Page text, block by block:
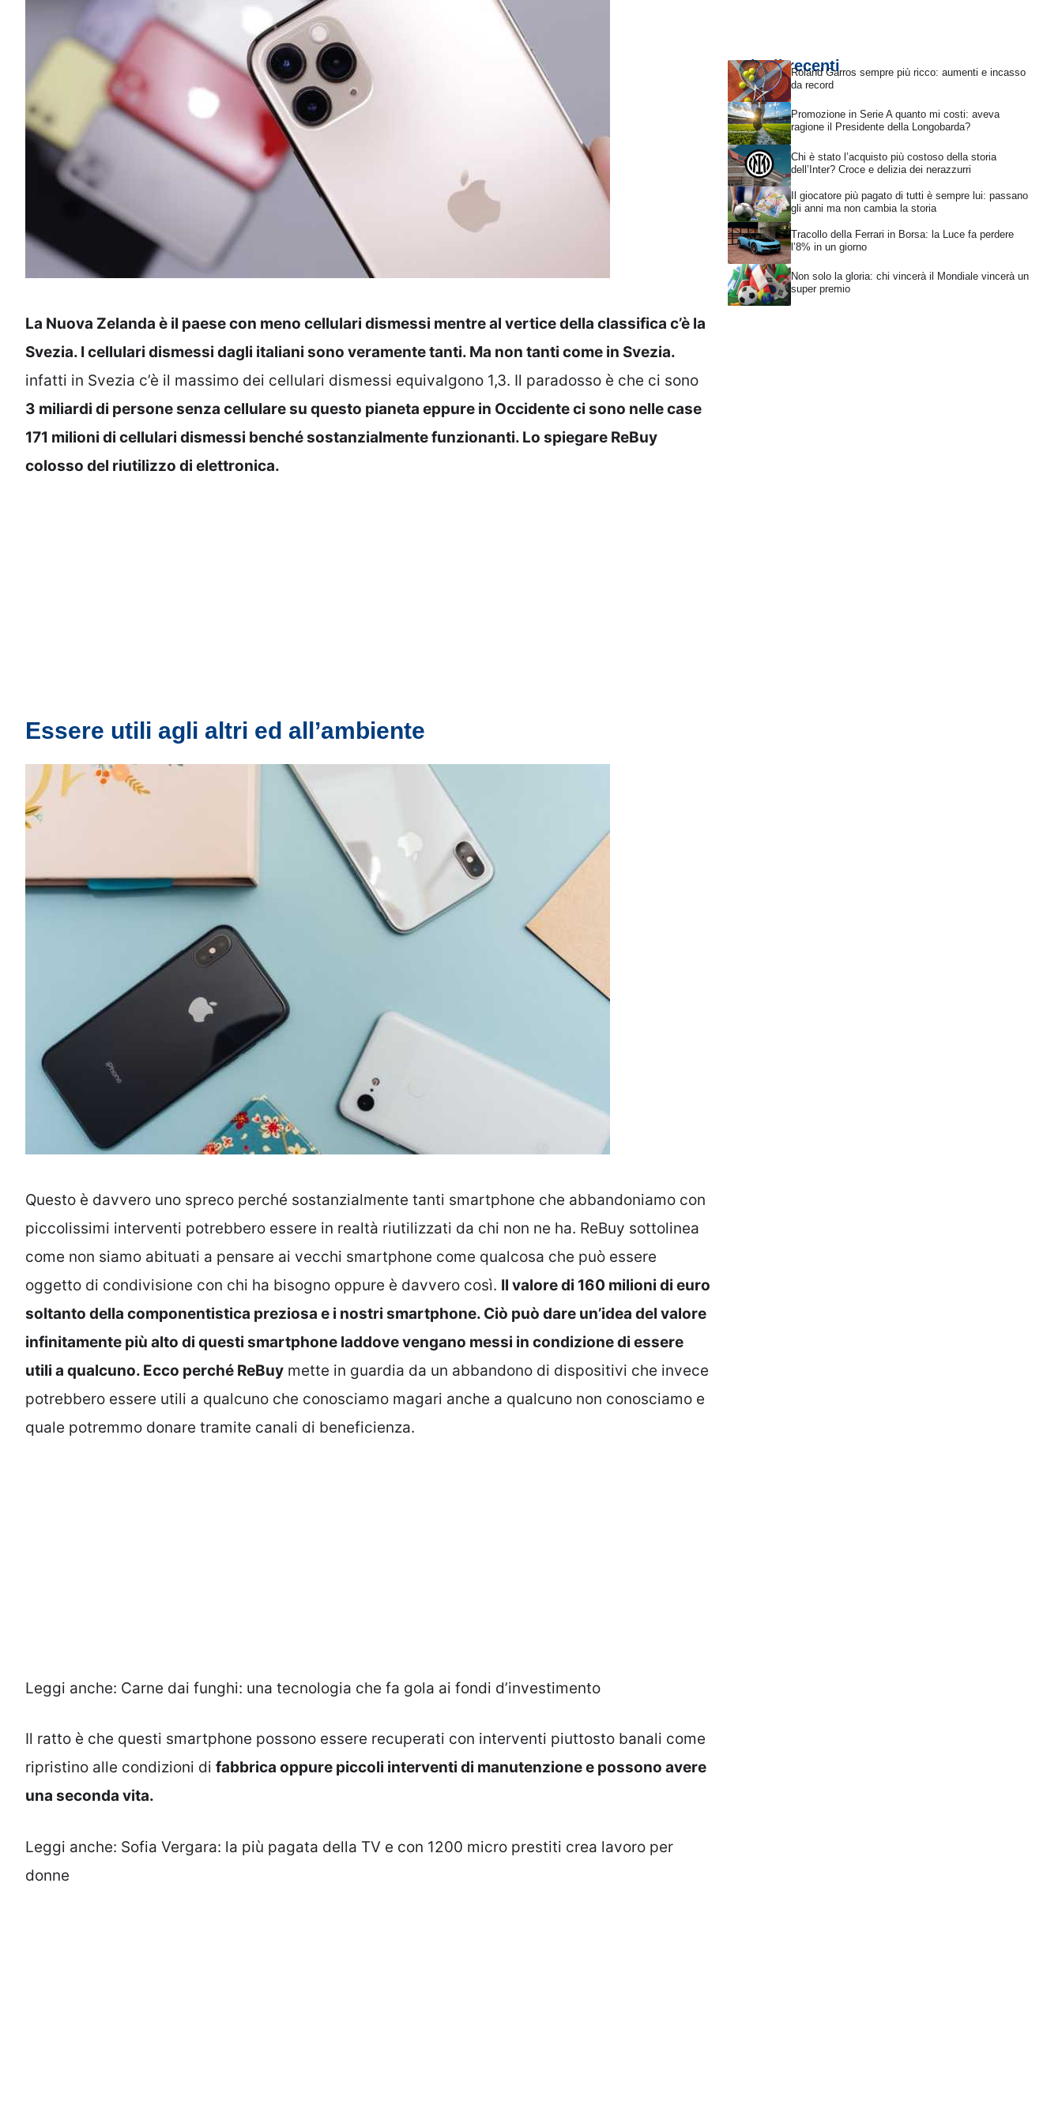
La Nuova Zelanda è il paese con meno cellulari dismessi mentre al vertice della classifica c’è la
Svezia. I cellulari dismessi dagli italiani sono veramente tanti. Ma non tanti come in Svezia.
infatti in Svezia c’è il massimo dei cellulari dismessi equivalgono 1,3. Il paradosso è che ci sono
3 miliardi di persone senza cellulare su questo pianeta eppure in Occidente ci sono nelle case
171 milioni di cellulari dismessi benché sostanzialmente funzionanti. Lo spiegare ReBuy
colosso del riutilizzo di elettronica.
Essere utili agli altri ed all’ambiente
Questo è davvero uno spreco perché sostanzialmente tanti smartphone che abbandoniamo con
piccolissimi interventi potrebbero essere in realtà riutilizzati da chi non ne ha. ReBuy sottolinea
come non siamo abituati a pensare ai vecchi smartphone come qualcosa che può essere
oggetto di condivisione con chi ha bisogno oppure è davvero così. Il valore di 160 milioni di euro
soltanto della componentistica preziosa e i nostri smartphone. Ciò può dare un’idea del valore
infinitamente più alto di questi smartphone laddove vengano messi in condizione di essere
utili a qualcuno. Ecco perché ReBuy mette in guardia da un abbandono di dispositivi che invece
potrebbero essere utili a qualcuno che conosciamo magari anche a qualcuno non conosciamo e
quale potremmo donare tramite canali di beneficienza.
Leggi anche: Carne dai funghi: una tecnologia che fa gola ai fondi d’investimento
Il ratto è che questi smartphone possono essere recuperati con interventi piuttosto banali come
ripristino alle condizioni di fabbrica oppure piccoli interventi di manutenzione e possono avere
una seconda vita.
Leggi anche: Sofia Vergara: la più pagata della TV e con 1200 micro prestiti crea lavoro per
donne
Articoli recentiRoland Garros sempre più ricco: aumenti e incasso
da record
Promozione in Serie A quanto mi costi: aveva
ragione il Presidente della Longobarda?
Chi è stato l’acquisto più costoso della storia
dell’Inter? Croce e delizia dei nerazzurri
Il giocatore più pagato di tutti è sempre lui: passano
gli anni ma non cambia la storia
Tracollo della Ferrari in Borsa: la Luce fa perdere
l’8% in un giorno
Non solo la gloria: chi vincerà il Mondiale vincerà un
super premio